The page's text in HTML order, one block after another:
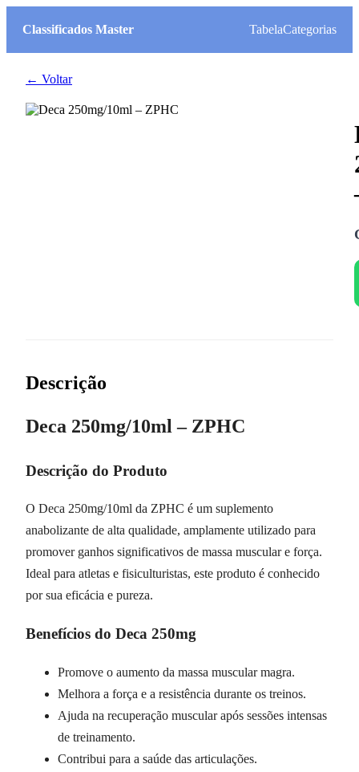
Classificados Master TabelaCategorias
← Voltar
Descrição
Deca 250mg/10ml – ZPHC
Descrição do Produto
O Deca 250mg/10ml da ZPHC é um suplemento
anabolizante de alta qualidade, amplamente utilizado para
promover ganhos significativos de massa muscular e força.
Ideal para atletas e fisiculturistas, este produto é conhecido
por sua eficácia e pureza.
Benefícios do Deca 250mg
Promove o aumento da massa muscular magra.
Melhora a força e a resistência durante os treinos.
Ajuda na recuperação muscular após sessões intensas
de treinamento.
Contribui para a saúde das articulações.